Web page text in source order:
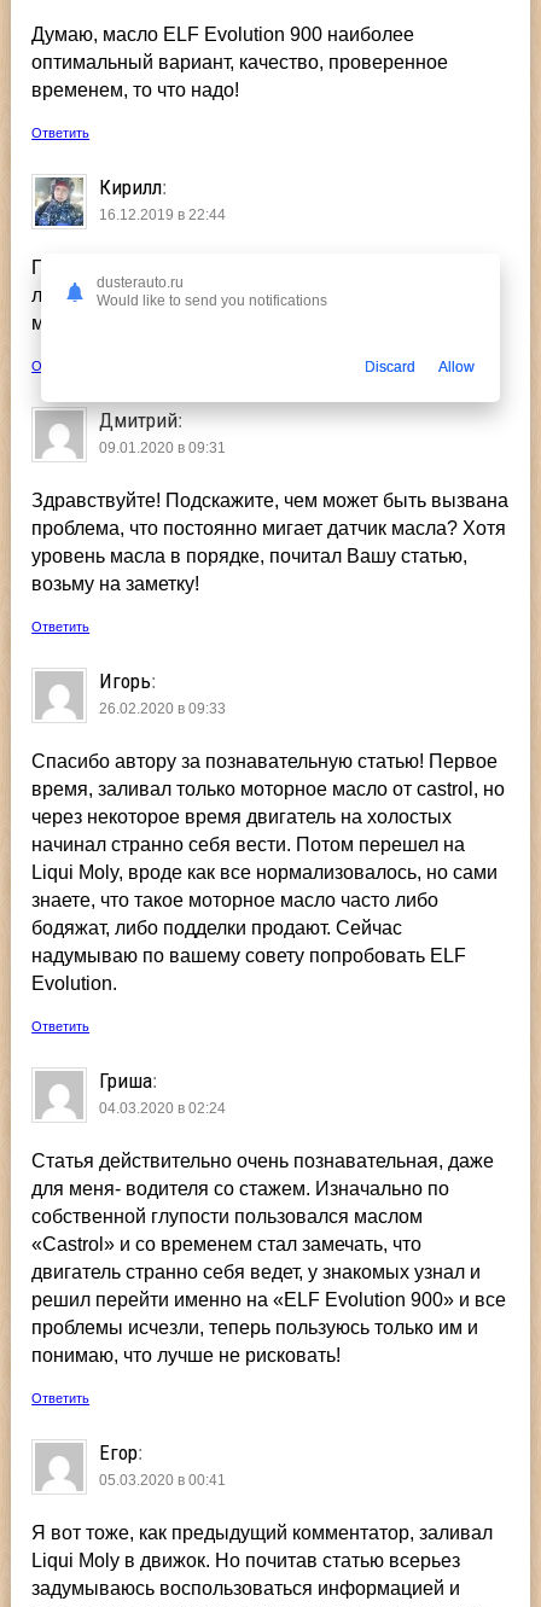
Думаю, масло ELF Evolution 900 наиболее
оптимальный вариант, качество, проверенное
временем, то что надо!
Ответить
Кирилл:
16.12.2019 в 22:44
Полезная статья! Согласен с автором выше, что
лучше не рисковать и пользоваться синтетическим
моторным маслом ELF Evolution 900.
Ответить
Дмитрий:
09.01.2020 в 09:31
Здравствуйте! Подскажите, чем может быть вызвана
проблема, что постоянно мигает датчик масла? Хотя
уровень масла в порядке, почитал Вашу статью,
возьму на заметку!
Ответить
Игорь:
26.02.2020 в 09:33
Спасибо автору за познавательную статью! Первое
время, заливал только моторное масло от castrol, но
через некоторое время двигатель на холостых
начинал странно себя вести. Потом перешел на
Liqui Moly, вроде как все нормализовалось, но сами
знаете, что такое моторное масло часто либо
бодяжат, либо подделки продают. Сейчас
надумываю по вашему совету попробовать ELF
Evolution.
Ответить
Гриша:
04.03.2020 в 02:24
Статья действительно очень познавательная, даже
для меня- водителя со стажем. Изначально по
собственной глупости пользовался маслом
«Castrol» и со временем стал замечать, что
двигатель странно себя ведет, у знакомых узнал и
решил перейти именно на «ELF Evolution 900» и все
проблемы исчезли, теперь пользуюсь только им и
понимаю, что лучше не рисковать!
Ответить
Егор:
05.03.2020 в 00:41
Я вот тоже, как предыдущий комментатор, заливал
Liqui Moly в движок. Но почитав статью всерьез
задумываюсь воспользоваться информацией и
dusterauto.ru
Would like to send you notifications
Discard Allow